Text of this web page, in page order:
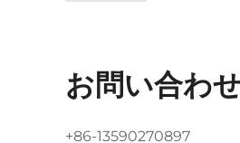
お問い合わ
+86-13590270897